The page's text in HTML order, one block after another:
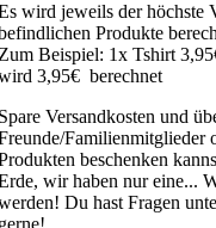
wird jeweils der höchste
Produkte
Beispiel: 1x Tshirt
3,95€ berechnet
Versandkosten und
Familienmitglieder
beschenken
wir haben nur eine...
Du hast Fragen